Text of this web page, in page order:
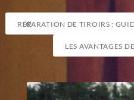
Navigation
de
l’article
RÉPARATION DE TIROIRS : GUIDE PRATIQUE POUR